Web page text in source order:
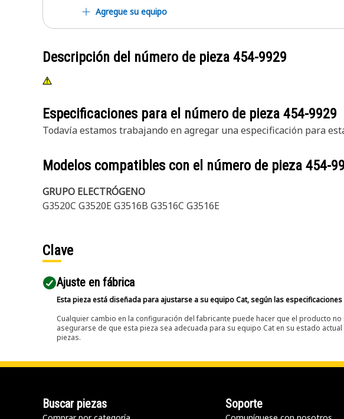
Agregue su equipo
Descripción del número de pieza 454-9929
Especificaciones para el número de pieza 454-9929
Todavía estamos trabajando en agregar una especificación para
Modelos compatibles con el número de pieza 454-
GRUPO ELECTRÓGENO
G3520C G3520E G3516B G3516C G3516E
Clave
Ajuste en fábrica
Esta pieza está diseñada para ajustarse a su equipo Cat, según las
Cualquier cambio en la configuración del fabricante puede hacer que el producto
asegurarse de que esta pieza sea adecuada para su equipo Cat en su estado
piezas.
Buscar piezas Soporte